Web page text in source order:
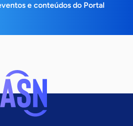
e conteúdos do Portal